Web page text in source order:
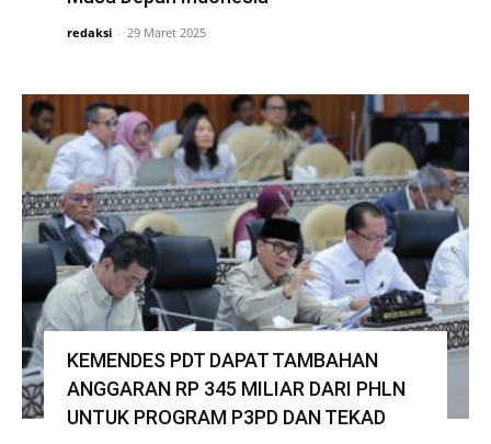
redaksi - 29 Maret 2025
KEMENDES PDT DAPAT TAMBAHAN
ANGGARAN RP 345 MILIAR DARI PHLN
UNTUK PROGRAM P3PD DAN TEKAD